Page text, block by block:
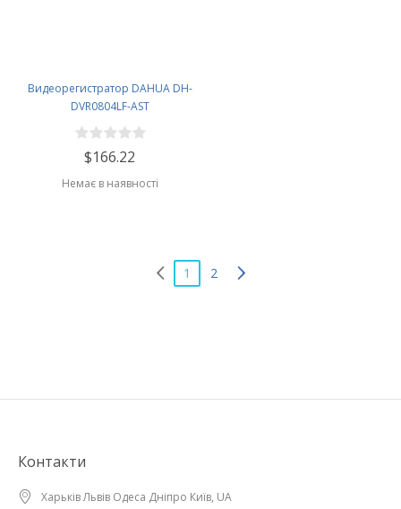
Видеорегистратор DAHUA DH-
DVR0804LF-AST
$166.22
Немає в наявності
1 2
Контакти
Харьків Львів Одеса Дніпро Київ, UA